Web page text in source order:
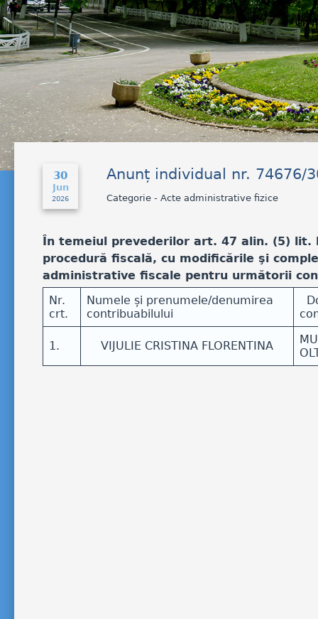
30
Jun
2026
Anunț individual nr. 74676/
Categorie - Acte administrative fizice
În temeiul prevederilor art. 47 alin. (5) lit.
procedură fiscală, cu modificările şi
administrative fiscale pentru următorii
Nr.
crt.
Numele și prenumele/denumirea
contribuabilului
1. VIJULIE CRISTINA FLORENTINA